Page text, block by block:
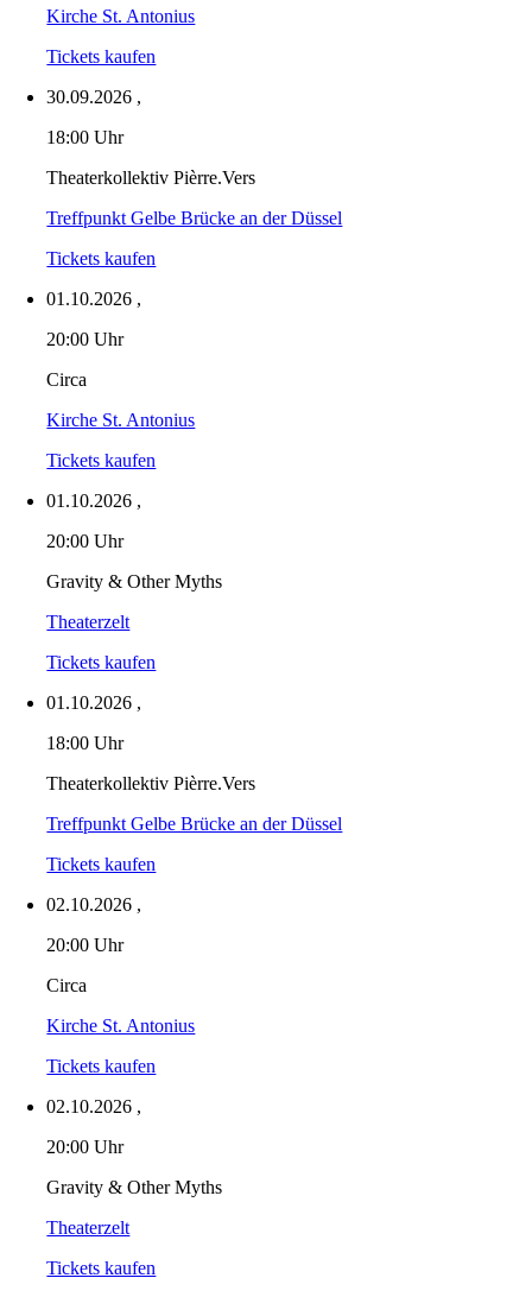
Kirche St. Antonius
Tickets kaufen
30.09.2026 ,
18:00 Uhr
Theaterkollektiv Pièrre.Vers
Treffpunkt Gelbe Brücke an der Düssel
Tickets kaufen
01.10.2026 ,
20:00 Uhr
Circa
Kirche St. Antonius
Tickets kaufen
01.10.2026 ,
20:00 Uhr
Gravity & Other Myths
Theaterzelt
Tickets kaufen
01.10.2026 ,
18:00 Uhr
Theaterkollektiv Pièrre.Vers
Treffpunkt Gelbe Brücke an der Düssel
Tickets kaufen
02.10.2026 ,
20:00 Uhr
Circa
Kirche St. Antonius
Tickets kaufen
02.10.2026 ,
20:00 Uhr
Gravity & Other Myths
Theaterzelt
Tickets kaufen